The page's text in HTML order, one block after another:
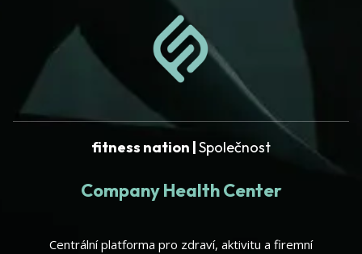
fitness nation |Společnost
Company Health Center
Centrální platforma pro zdraví, aktivitu a firemní